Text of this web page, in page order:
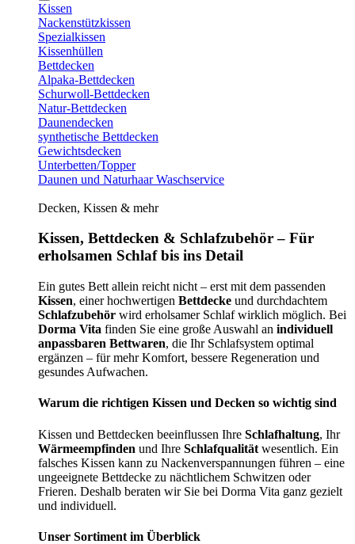
Kissen
Nackenstützkissen
Spezialkissen
Kissenhüllen
Bettdecken
Alpaka-Bettdecken
Schurwoll-Bettdecken
Natur-Bettdecken
Daunendecken
synthetische Bettdecken
Gewichtsdecken
Unterbetten/Topper
Daunen und Naturhaar Waschservice
Decken, Kissen & mehr
Kissen, Bettdecken & Schlafzubehör – Für
erholsamen Schlaf bis ins Detail
Ein gutes Bett allein reicht nicht – erst mit dem passenden
Kissen, einer hochwertigen Bettdecke und durchdachtem
Schlafzubehör wird erholsamer Schlaf wirklich möglich. Bei
Dorma Vita finden Sie eine große Auswahl an individuell
anpassbaren Bettwaren, die Ihr Schlafsystem optimal
ergänzen – für mehr Komfort, bessere Regeneration und
gesundes Aufwachen.
Warum die richtigen Kissen und Decken so wichtig sind
Kissen und Bettdecken beeinflussen Ihre Schlafhaltung, Ihr
Wärmeempfinden und Ihre Schlafqualität wesentlich. Ein
falsches Kissen kann zu Nackenverspannungen führen – eine
ungeeignete Bettdecke zu nächtlichem Schwitzen oder
Frieren. Deshalb beraten wir Sie bei Dorma Vita ganz gezielt
und individuell.
Unser Sortiment im Überblick